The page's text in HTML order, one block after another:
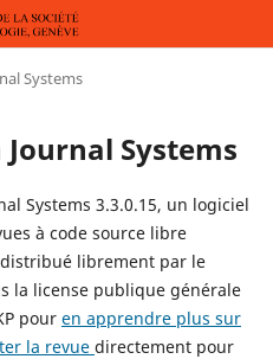
Systems
Systems
Systems 3.3.0.15, un logiciel
à code source libre
librement par le
la license publique générale
pour en apprendre plus sur
la revue directement pour